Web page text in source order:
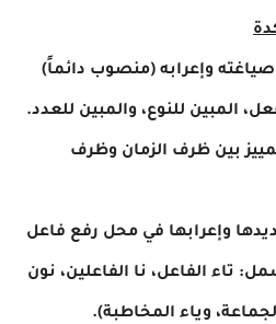
وإعرابه (منصوب دائماً)
المبين للنوع، والمبين للعدد.
بين ظرف الزمان وظرف
وإعرابها في محل رفع فاعل
تاء الفاعل، نا الفاعلين، نون
وياء المخاطبة).